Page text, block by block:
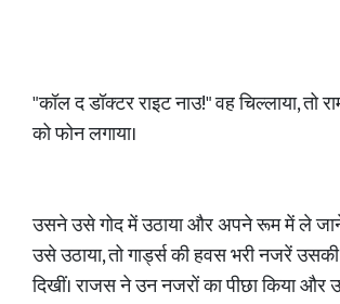
​"कॉल द डॉक्टर राइट नाउ!" वह चिल्लाया, तो
को फोन लगाया।
​उसने उसे गोद में उठाया और अपने रूम में ले
उसे उठाया, तो गार्ड्स की हवस भरी नजरें
दिखीं। राजस ने उन नजरों का पीछा किया